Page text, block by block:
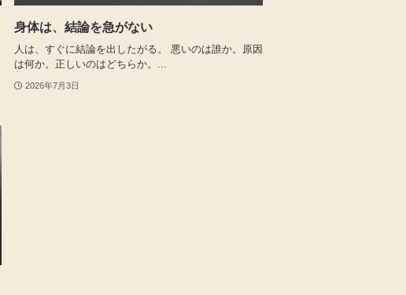
身体は、結論を急がない
人は、すぐに結論を出したがる。 悪いのは誰か。原因
は何か。正しいのはどちらか。...
2026年7月3日